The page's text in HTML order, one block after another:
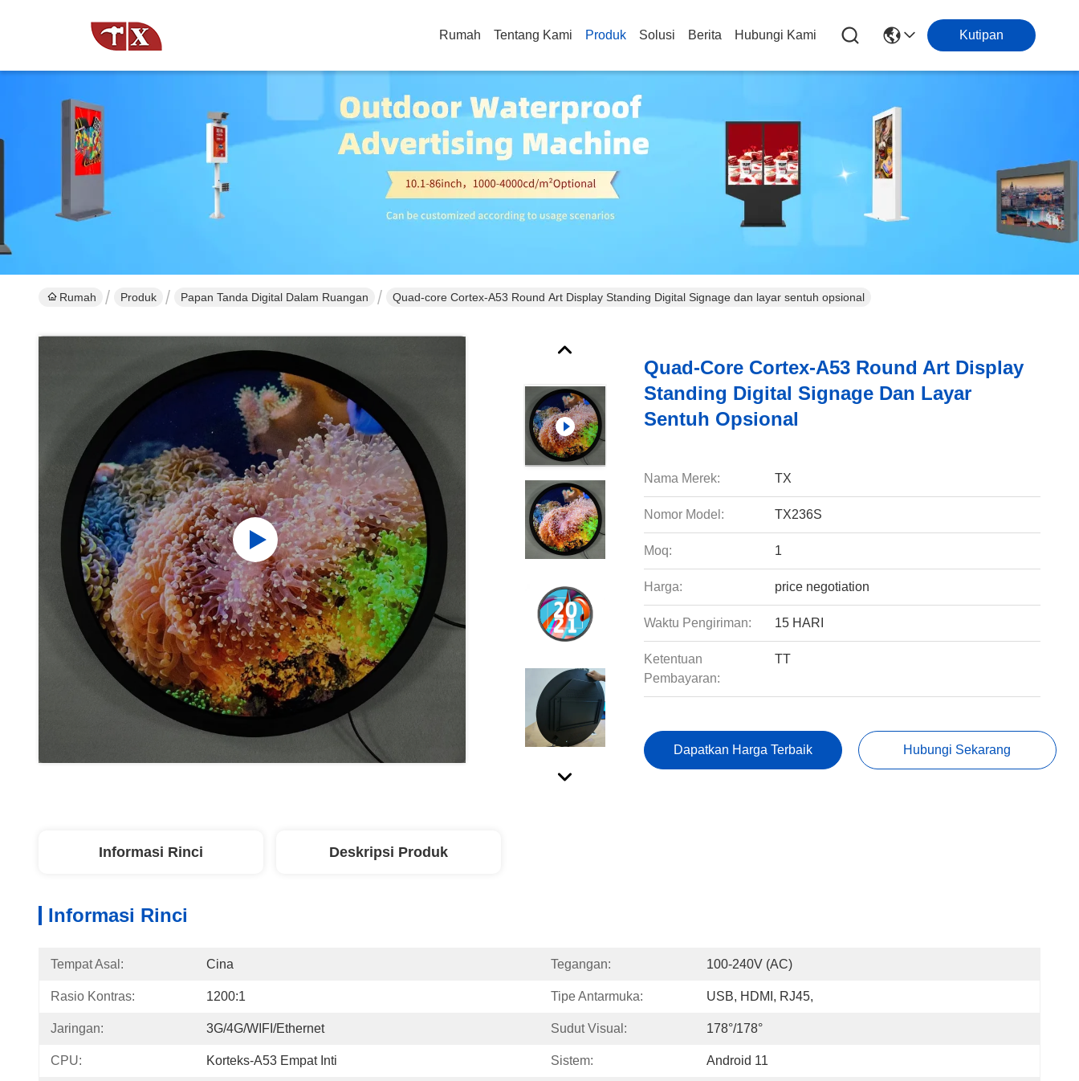
Rumah Tentang Kami Produk Solusi Berita Hubungi Kami Kutipan
Rumah Produk Papan Tanda Digital Dalam Ruangan Quad-core Cortex-A53 Round Art Display Standing Digital Signage dan layar sentuh opsional
Quad-Core Cortex-A53 Round Art Display
Standing Digital Signage Dan Layar
Sentuh Opsional
Nama Merek: TX
Nomor Model: TX236S
Moq: 1
Harga: price negotiation
Waktu Pengiriman: 15 HARI
Ketentuan
Pembayaran:
TT
Dapatkan Harga Terbaik Hubungi Sekarang
Informasi Rinci Deskripsi Produk
Informasi Rinci
Tempat Asal: Cina Tegangan: 100-240V (AC)
Rasio Kontras: 1200:1 Tipe Antarmuka: USB, HDMI, RJ45,
Jaringan: 3G/4G/WIFI/Ethernet Sudut Visual: 178°/178°
CPU: Korteks-A53 Empat Inti Sistem: Android 11